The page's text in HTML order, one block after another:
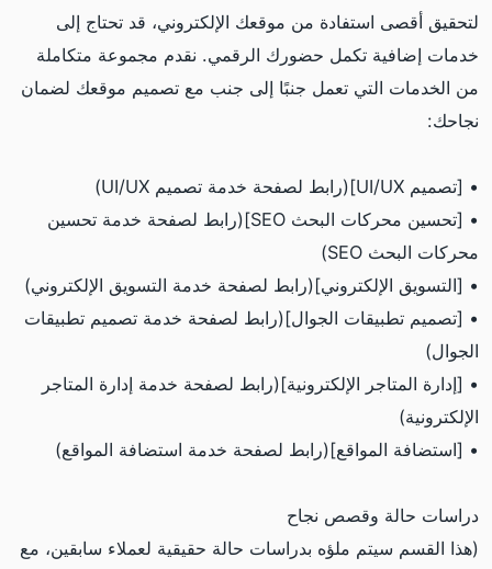
لتحقيق أقصى استفادة من موقعك الإلكتروني، قد تحتاج إلى
خدمات إضافية تكمل حضورك الرقمي. نقدم مجموعة متكاملة
من الخدمات التي تعمل جنبًا إلى جنب مع تصميم موقعك لضمان
نجاحك:
• [تصميم UI/UX](رابط لصفحة خدمة تصميم UI/UX)
• [تحسين محركات البحث SEO](رابط لصفحة خدمة تحسين
محركات البحث SEO)
• [التسويق الإلكتروني](رابط لصفحة خدمة التسويق الإلكتروني)
• [تصميم تطبيقات الجوال](رابط لصفحة خدمة تصميم تطبيقات
الجوال)
• [إدارة المتاجر الإلكترونية](رابط لصفحة خدمة إدارة المتاجر
الإلكترونية)
• [استضافة المواقع](رابط لصفحة خدمة استضافة المواقع)
دراسات حالة وقصص نجاح
(هذا القسم سيتم ملؤه بدراسات حالة حقيقية لعملاء سابقين، مع